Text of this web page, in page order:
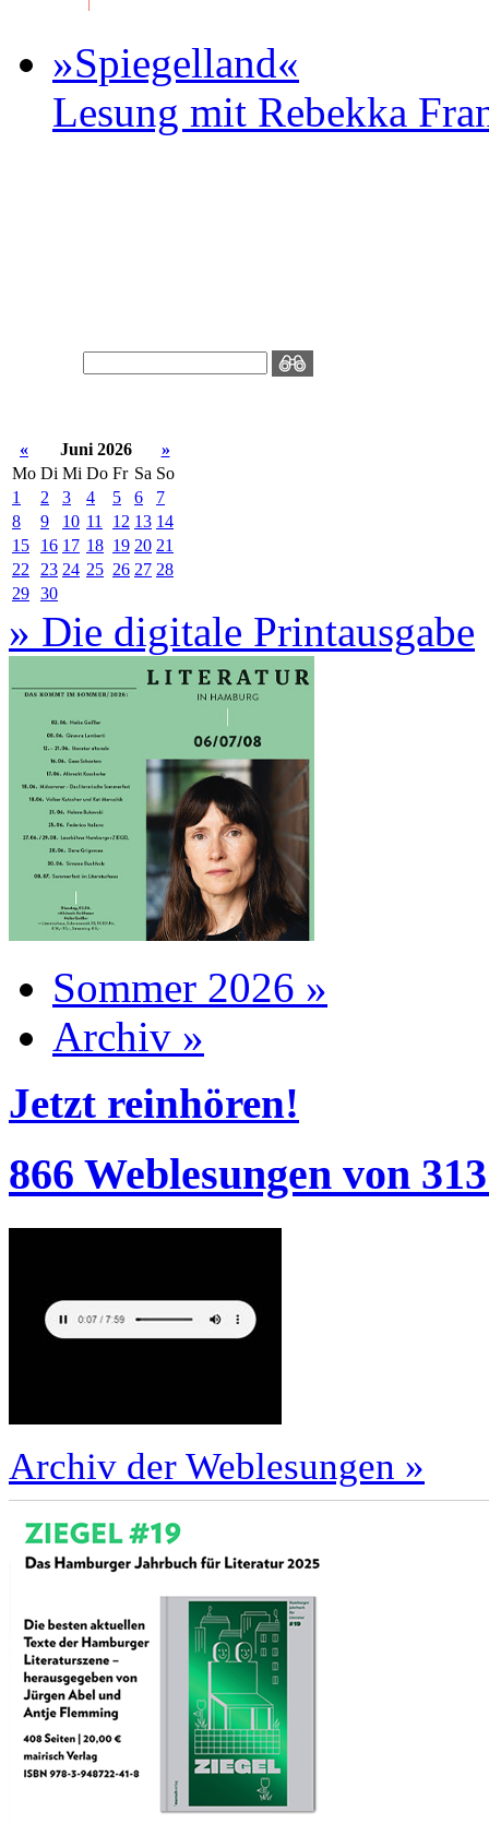
»Spiegelland«
Lesung mit Rebekka
« Juni 2026
»
Mo Di Mi Do Fr Sa So
1
2 3 4 5 6
7
8
9 10 11 12 13 14
15
16 17 18 19 20 21
22
23 24 25 26 27 28
29 30
» Die digitale Printausgabe
Sommer 2026 »
Archiv »
Jetzt reinhören!
866 Weblesungen von
Archiv der Weblesungen »